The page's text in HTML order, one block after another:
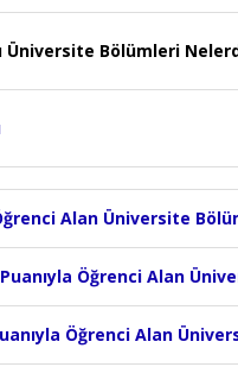
Üniversite Bölümleri
Alan Üniversite
Puanıyla Öğrenci Alan
Öğrenci Alan